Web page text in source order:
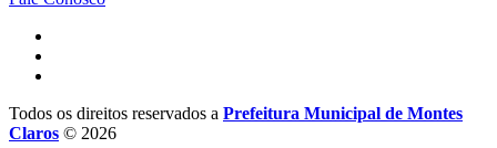
Todos os direitos reservados a Prefeitura Municipal de Montes
Claros © 2026